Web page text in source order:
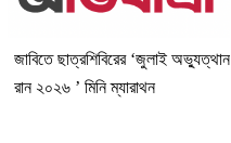
জাবিতে ছাত্রশিবিরের ‘জুলাই অভ্যুত্থান
রান ২০২৬ ’ মিনি ম্যারাথন